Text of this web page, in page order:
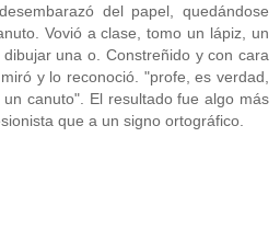
del papel, quedándose
Vovió a clase, tomo un lápiz, un
una o. Constreñido y con cara
y lo reconoció. "profe, es verdad,
canuto". El resultado fue algo más
que a un signo ortográfico.